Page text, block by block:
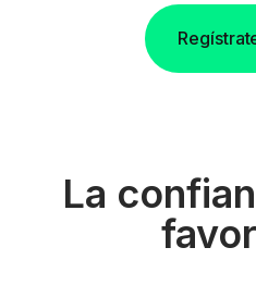
La